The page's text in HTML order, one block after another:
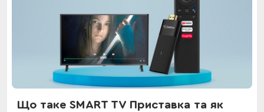
Що таке SMART TV Приставка та як